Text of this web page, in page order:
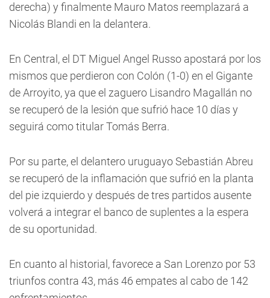
derecha) y finalmente Mauro Matos reemplazará a
Nicolás Blandi en la delantera.
En Central, el DT Miguel Angel Russo apostará por los
mismos que perdieron con Colón (1-0) en el Gigante
de Arroyito, ya que el zaguero Lisandro Magallán no
se recuperó de la lesión que sufrió hace 10 días y
seguirá como titular Tomás Berra.
Por su parte, el delantero uruguayo Sebastián Abreu
se recuperó de la inflamación que sufrió en la planta
del pie izquierdo y después de tres partidos ausente
volverá a integrar el banco de suplentes a la espera
de su oportunidad.
En cuanto al historial, favorece a San Lorenzo por 53
triunfos contra 43, más 46 empates al cabo de 142